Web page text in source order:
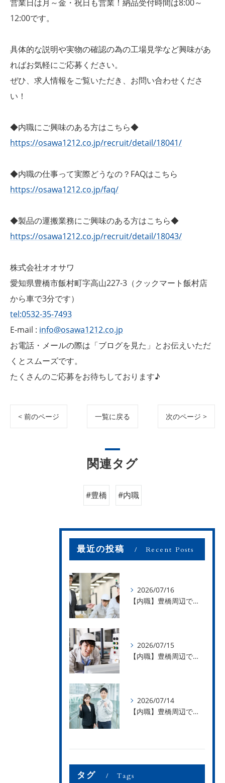
営業日は月～金・祝日も営業！納品受付時間は8:00～
12:00です。
具体的な説明や実物の確認の為の工場見学など興味があ
ればお気軽にご応募ください。
ぜひ、求人情報をご覧いただき、お問い合わせくださ
い！
◆内職にご興味のある方はこちら◆
https://osawa1212.co.jp/recruit/detail/18041/
◆内職の仕事って実際どうなの？FAQはこちら
https://osawa1212.co.jp/faq/
◆製品の運搬業務にご興味のある方はこちら◆
https://osawa1212.co.jp/recruit/detail/18043/
株式会社オオサワ
愛知県豊橋市飯村町字高山227-3（クックマート飯村店
から車で3分です）
tel:0532-35-7493
E-mail : info@osawa1212.co.jp
お電話・メールの際は「ブログを見た」とお伝えいただ
くとスムーズです。
たくさんのご応募をお待ちしております♪
< 前のページ 一覧に戻る 次のページ >
関連タグ
#豊橋 #内職
最近の投稿 Recent Posts
2026/07/16
【内職】豊橋周辺で内職のお仕事を探している方募集中！【お仕事の内容】
2026/07/15
【内職】豊橋周辺で内職のお仕事を探している方募集中！【急な学級閉鎖も安心】
2026/07/14
【内職】豊橋周辺で内職のお仕事を探している方募集中！【内職さまのお声②】
タグ Tags